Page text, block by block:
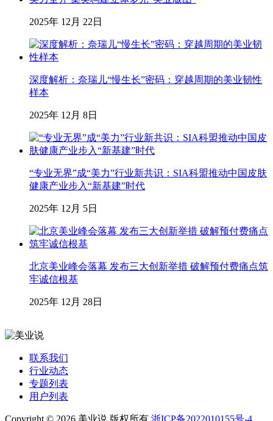
2025年 12月 22日
深度解析：奈瑞儿“慢生长”密码：穿越周期的美业韧性
样本
2025年 12月 8日
“专业无界”成“美力”行业新共识：SIA科盟推动中国皮肤
健康产业步入“新基建”时代
2025年 12月 5日
北京美业峰会落幕 发布三大创新举措 破解预付费痛点筑
牢诚信根基
2025年 12月 28日
联系我们
行业动态
专题列表
用户列表